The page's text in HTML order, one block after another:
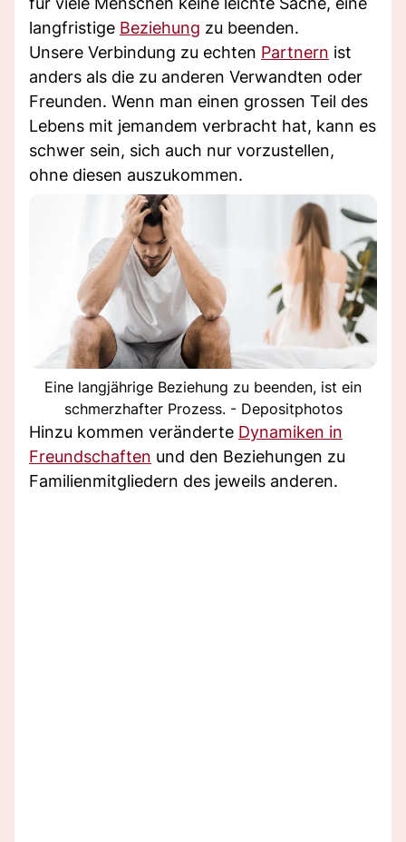
langfristige Beziehung zu beenden.
Unsere Verbindung zu echten Partnern ist
anders als die zu anderen Verwandten oder
Freunden. Wenn man einen grossen Teil des
Lebens mit jemandem verbracht hat, kann es
schwer sein, sich auch nur vorzustellen,
ohne diesen auszukommen.
Eine langjährige Beziehung zu beenden, ist ein
schmerzhafter Prozess. - Depositphotos
Hinzu kommen veränderte Dynamiken in
Freundschaften und den Beziehungen zu
Familienmitgliedern des jeweils anderen.